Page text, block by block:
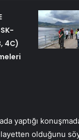
4C)
yaptığı
olduğunu